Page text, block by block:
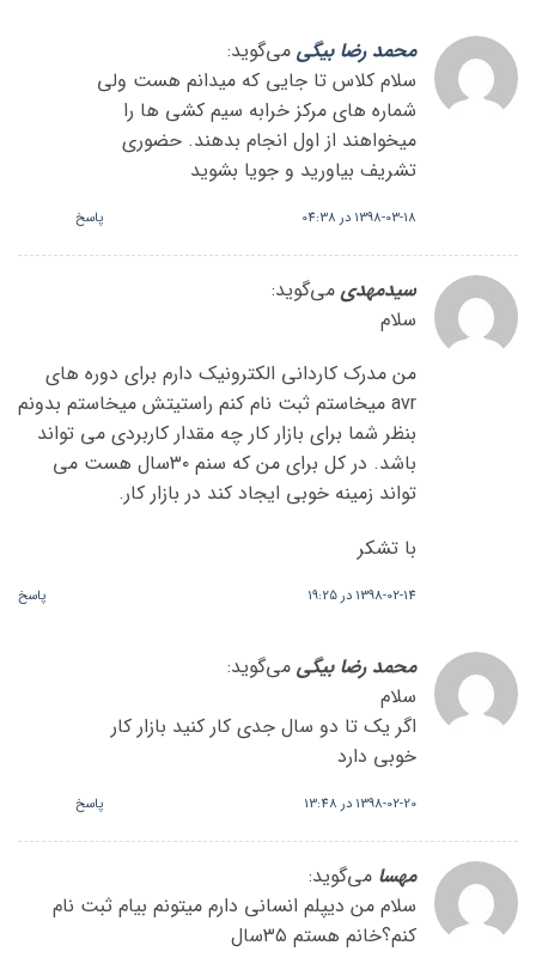
محمد رضا بیگی می‌گوید:
سلام کلاس تا جایی که میدانم هست ولی
شماره های مرکز خرابه سیم کشی ها را
میخواهند از اول انجام بدهند. حضوری
تشریف بیاورید و جویا بشوید
1398-03-18 در 04:38 پاسخ
سیدمهدی می‌گوید:
سلام
من مدرک کاردانی الکترونیک دارم برای دوره های
avr میخاستم ثبت نام کنم راستیتش میخاستم بدونم
بنظر شما برای بازار کار چه مقدار کاربردی می تواند
باشد. در کل برای من که سنم ۳۰سال هست می
تواند زمینه خوبی ایجاد کند در بازار کار.
با تشکر
1398-02-14 در 19:25 پاسخ
محمد رضا بیگی می‌گوید:
سلام
اگر یک تا دو سال جدی کار کنید بازار کار
خوبی دارد
1398-02-20 در 13:48 پاسخ
مهسا می‌گوید:
سلام من دیپلم انسانی دارم میتونم بیام ثبت نام
کنم؟خانم هستم ۳۵سال